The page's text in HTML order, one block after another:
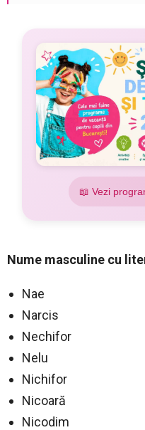
📖 Vezi
Nume masculine cu
Nae
Narcis
Nechifor
Nelu
Nichifor
Nicoară
Nicodim